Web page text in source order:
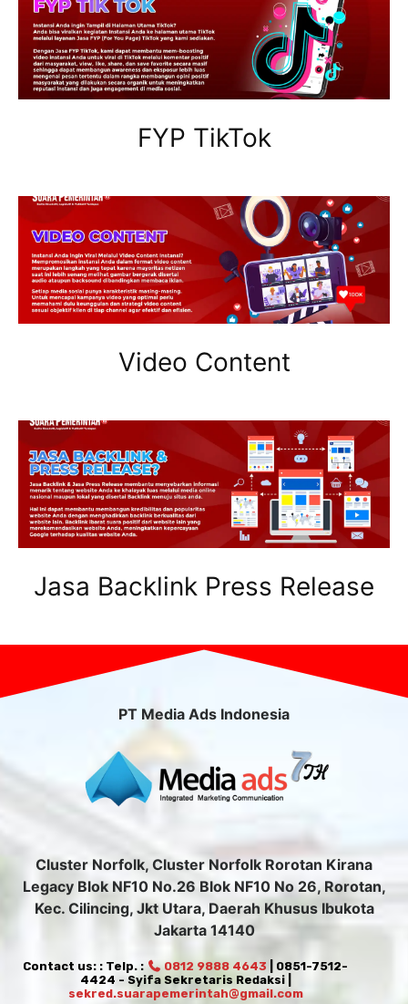
FYP TikTok
Video Content
Jasa Backlink Press Release
PT Media Ads Indonesia
Cluster Norfolk, Cluster Norfolk Rorotan Kirana
Legacy Blok NF10 No.26 Blok NF10 No 26, Rorotan,
Kec. Cilincing, Jkt Utara, Daerah Khusus Ibukota
Jakarta 14140
Contact us: : Telp. : 0812 9888 4643 | 0851-7512-
4424 - Syifa Sekretaris Redaksi |
sekred.suarapemerintah@gmail.com